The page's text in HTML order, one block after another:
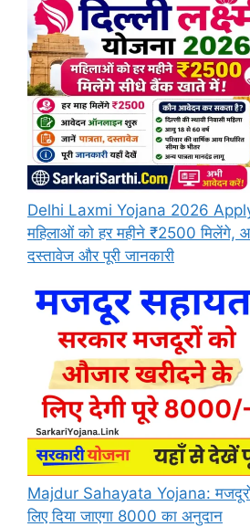
Delhi Laxmi Yojana 2026
महिलाओं को हर महीने ₹2500 मिलेंगे,
दस्तावेज और पूरी जानकारी
Majdur Sahayata Yojana:
लिए दिया जाएगा 8000 का अनुदान